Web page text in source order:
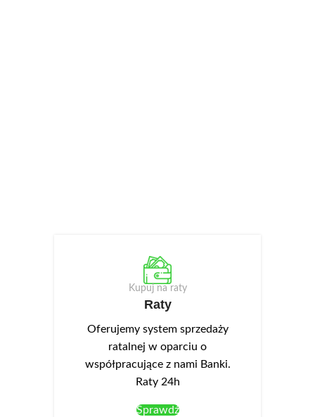
Kupuj na raty
Raty
Oferujemy system sprzedaży
ratalnej w oparciu o
współpracujące z nami Banki.
Raty 24h
Sprawdź